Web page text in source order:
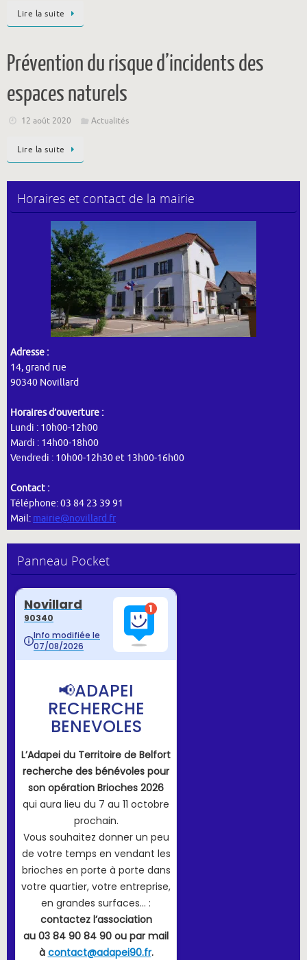
Lire la suite
Prévention du risque d’incidents des
espaces naturels
12 août 2020 Actualités
Lire la suite
Horaires et contact de la mairie
Adresse :
14, grand rue
90340 Novillard
Horaires d’ouverture :
Lundi : 10h00-12h00
Mardi : 14h00-18h00
Vendredi : 10h00-12h30 et 13h00-16h00
Contact :
Téléphone: 03 84 23 39 91
Mail: mairie@novillard.fr
Panneau Pocket